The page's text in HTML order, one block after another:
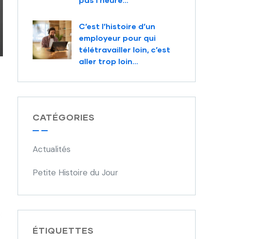
C’est l’histoire d’un
employeur pour qui
télétravailler loin, c’est
aller trop loin…
CATÉGORIES
Actualités
Petite Histoire du Jour
ÉTIQUETTES